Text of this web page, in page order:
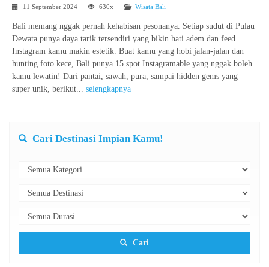
11 September 2024 630x Wisata Bali
Bali memang nggak pernah kehabisan pesonanya. Setiap sudut di Pulau
Dewata punya daya tarik tersendiri yang bikin hati adem dan feed
Instagram kamu makin estetik. Buat kamu yang hobi jalan-jalan dan
hunting foto kece, Bali punya 15 spot Instagramable yang nggak boleh
kamu lewatin! Dari pantai, sawah, pura, sampai hidden gems yang
super unik, berikut... selengkapnya
Cari Destinasi Impian Kamu!
Cari